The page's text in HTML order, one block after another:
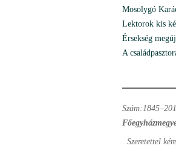
Mosolygó
Lektorok kis
Érsekség
A
Szeretettel